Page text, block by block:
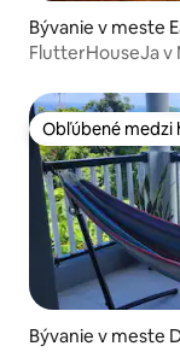
Bývanie v meste
FlutterHouseJa
Obľúbené medzi
Obľúbené medzi
Bývanie v meste